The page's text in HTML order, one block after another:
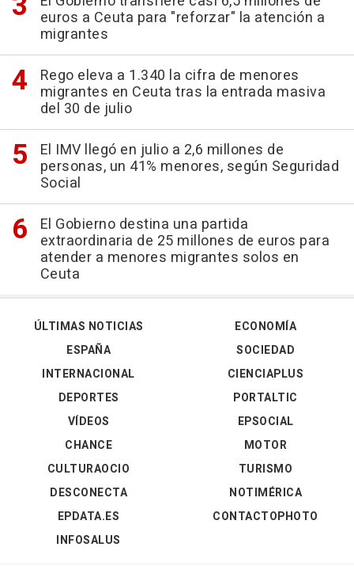
euros a Ceuta para "reforzar" la atención a
migrantes
Rego eleva a 1.340 la cifra de menores
migrantes en Ceuta tras la entrada masiva
del 30 de julio
El IMV llegó en julio a 2,6 millones de
personas, un 41% menores, según Seguridad
Social
El Gobierno destina una partida
extraordinaria de 25 millones de euros para
atender a menores migrantes solos en
Ceuta
ÚLTIMAS NOTICIAS
ESPAÑA
INTERNACIONAL
DEPORTES
VÍDEOS
ECONOMÍA
SOCIEDAD
CIENCIAPLUS
PORTALTIC
EPSOCIAL
CHANCE
CULTURAOCIO
DESCONECTA
EPDATA.ES
INFOSALUS
MOTOR
TURISMO
NOTIMÉRICA
CONTACTOPHOTO